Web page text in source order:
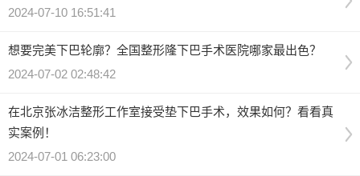
2024-07-10 16:51:41
想要完美下巴轮廓？全国整形隆下巴手术医院哪家最出色？
2024-07-02 02:48:42
在北京张冰洁整形工作室接受垫下巴手术，效果如何？看看真
实案例！
2024-07-01 06:23:00